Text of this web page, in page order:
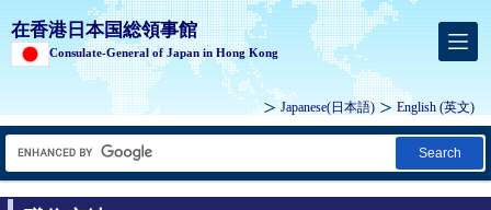
在香港日本国総領事館
Consulate-General of Japan in Hong Kong
Japanese(日本語) English (英文)
Search